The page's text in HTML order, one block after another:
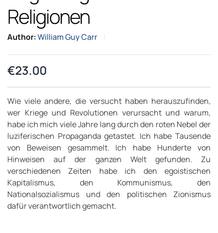
Religionen
Author:William Guy Carr
€23.00
Wie viele andere, die versucht haben herauszufinden,
wer Kriege und Revolutionen verursacht und warum,
habe ich mich viele Jahre lang durch den roten Nebel der
luziferischen Propaganda getastet. Ich habe Tausende
von Beweisen gesammelt. Ich habe Hunderte von
Hinweisen auf der ganzen Welt gefunden. Zu
verschiedenen Zeiten habe ich den egoistischen
Kapitalismus, den Kommunismus, den
Nationalsozialismus und den politischen Zionismus
dafür verantwortlich gemacht.